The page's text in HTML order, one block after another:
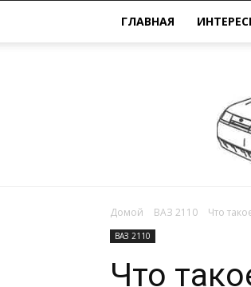
ГЛАВНАЯ
Домой ВАЗ 2110 Что
ВАЗ 2110
Что